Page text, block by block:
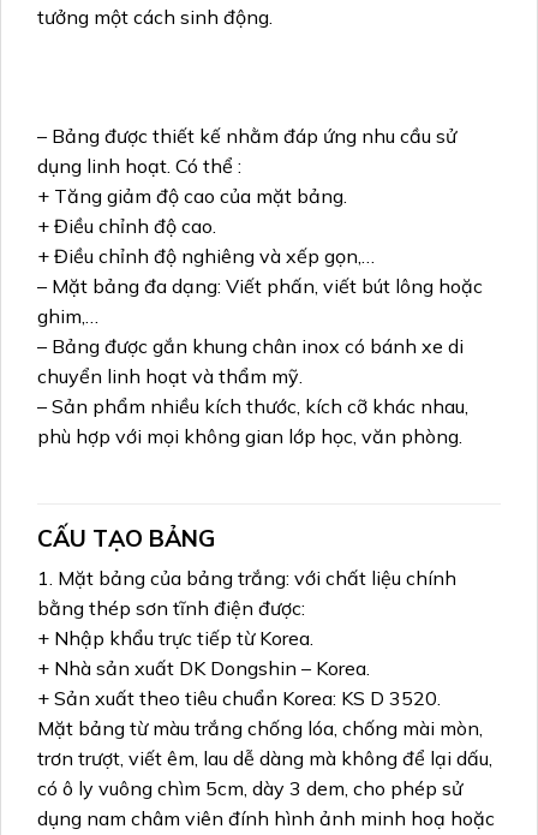
tưởng một cách sinh động.
– Bảng được thiết kế nhằm đáp ứng nhu cầu sử
dụng linh hoạt. Có thể :
+ Tăng giảm độ cao của mặt bảng.
+ Điều chỉnh độ cao.
+ Điều chỉnh độ nghiêng và xếp gọn,…
– Mặt bảng đa dạng: Viết phấn, viết bút lông hoặc
ghim,…
– Bảng được gắn khung chân inox có bánh xe di
chuyển linh hoạt và thẩm mỹ.
– Sản phẩm nhiều kích thước, kích cỡ khác nhau,
phù hợp với mọi không gian lớp học, văn phòng.
CẤU TẠO BẢNG
1. Mặt bảng của bảng trắng: với chất liệu chính
bằng thép sơn tĩnh điện được:
+ Nhập khẩu trực tiếp từ Korea.
+ Nhà sản xuất DK Dongshin – Korea.
+ Sản xuất theo tiêu chuẩn Korea: KS D 3520.
Mặt bảng từ màu trắng chống lóa, chống mài mòn,
trơn trượt, viết êm, lau dễ dàng mà không để lại dấu,
có ô ly vuông chìm 5cm, dày 3 dem, cho phép sử
dụng nam châm viên đính hình ảnh minh hoạ hoặc